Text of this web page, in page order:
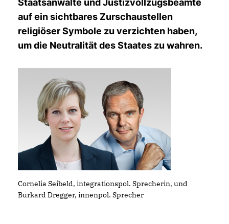
Staatsanwälte und Justizvollzugsbeamte
auf ein sichtbares Zurschaustellen
religiöser Symbole zu verzichten haben,
um die Neutralität des Staates zu wahren.
Cornelia Seibeld, integrationspol. Sprecherin, und
Burkard Dregger, innenpol. Sprecher